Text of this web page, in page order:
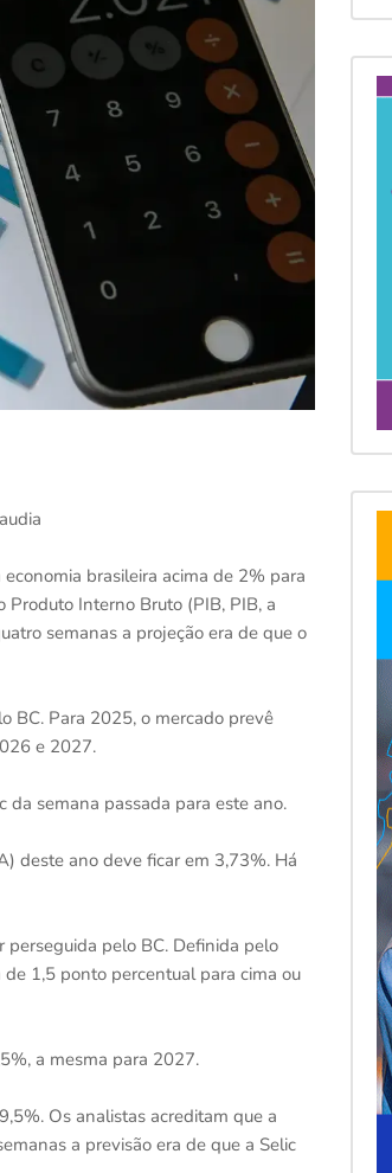
brasileira acima de 2% para
Interno Bruto (PIB, PIB, a
semanas a projeção era de que o
BC. Para 2025, o mercado prevê
e 2027.
semana passada para este ano.
deste ano deve ficar em 3,73%. Há
pelo BC. Definida pelo
1,5 ponto percentual para cima ou
a mesma para 2027.
Os analistas acreditam que a
a previsão era de que a Selic